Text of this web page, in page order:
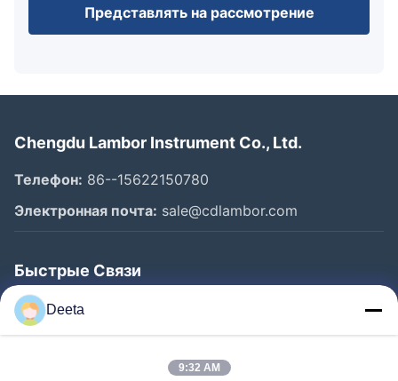
Представлять на рассмотрение
Chengdu Lambor Instrument Co., Ltd.
Телефон: 86--15622150780
Электронная почта: sale@cdlambor.com
Быстрые Связи
Главная Страница
Продукция
Deeta
9:32 AM